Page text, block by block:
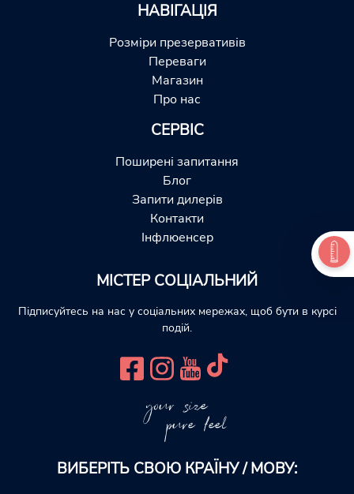
НАВІГАЦІЯ
Розміри презервативів
Переваги
Магазин
Про нас
СЕРВІС
Поширені запитання
Блог
Запити дилерів
Контакти
Інфлюенсер
МІСТЕР СОЦІАЛЬНИЙ
Підписуйтесь на нас у соціальних мережах, щоб бути в курсі
подій.
your size
pure feel
ВИБЕРІТЬ СВОЮ КРАЇНУ / МОВУ: